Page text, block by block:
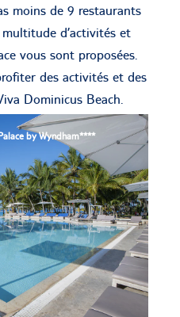
moins de 9 restaurants
d’activités et
vous sont proposées.
des activités et des
Dominicus Beach.
by Wyndham****